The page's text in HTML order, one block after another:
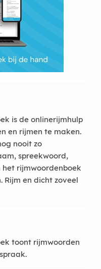
is de onlinerijmhulp
en rijmen te maken.
nooit zo
spreekwoord,
rijmwoordenboek
Rijm en dicht zoveel
toont rijmwoorden